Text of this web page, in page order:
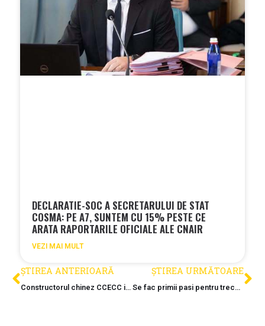
DECLARATIE-SOC A SECRETARULUI DE STAT
COSMA: PE A7, SUNTEM CU 15% PESTE CE
ARATA RAPORTARILE OFICIALE ALE CNAIR
VEZI MAI MULT
ȘTIREA ANTERIOARĂ
Constructorul chinez CCECC intarzie singurul sau proiect din Romania
ȘTIREA URMĂTOARE
Se fac primii pasi pentru trecerea muntilor pe A8